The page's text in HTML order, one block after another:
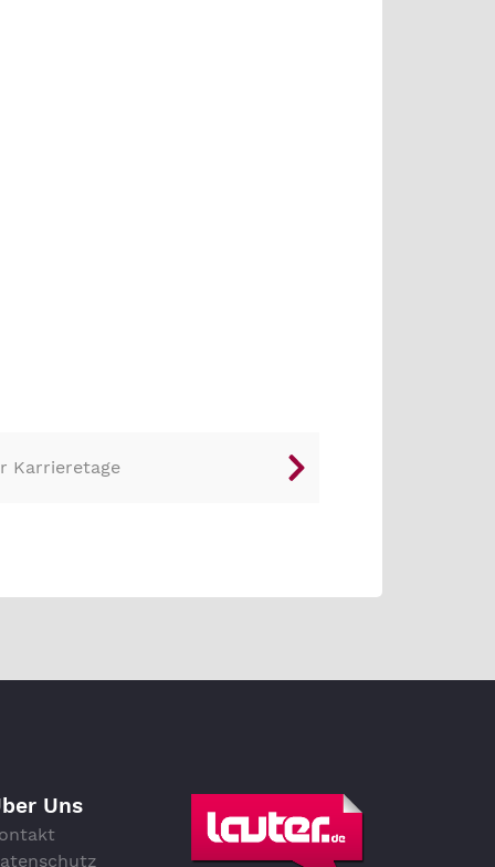
Karrieretage
Uns